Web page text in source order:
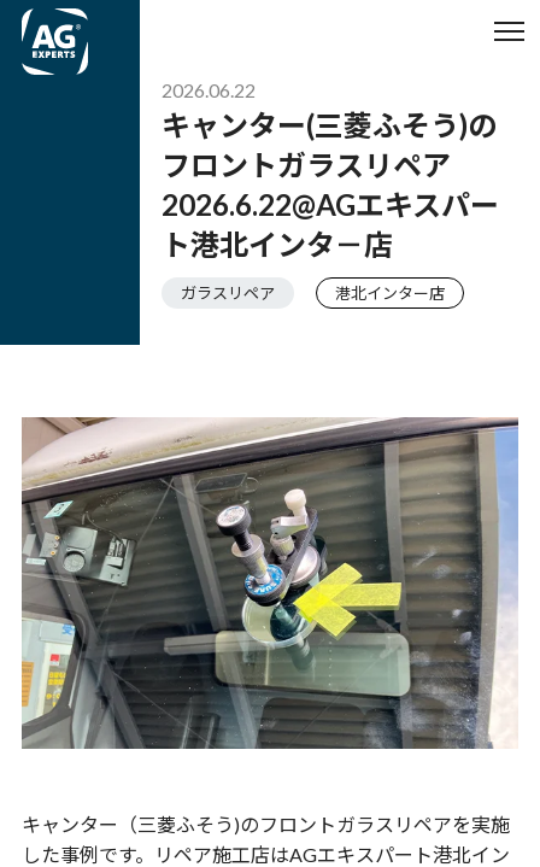
2026.06.22
キャンター(三菱ふそう)の
フロントガラスリペア
2026.6.22@AGエキスパー
ト港北インタ－店
ガラスリペア 港北インター店
キャンター（三菱ふそう)のフロントガラスリペアを実施
した事例です。リペア施工店はAGエキスパート港北イン